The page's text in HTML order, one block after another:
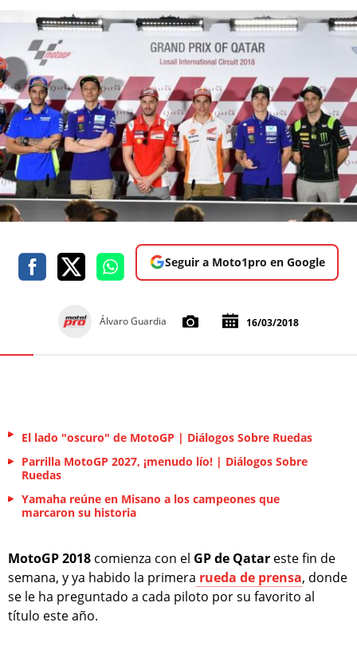
Seguir a Moto1pro en Google
Álvaro Guardia 16/03/2018
El lado "oscuro" de MotoGP | Diálogos Sobre Ruedas
Parrilla MotoGP 2027, ¡menudo lío! | Diálogos Sobre
Ruedas
Yamaha reúne en Misano a los campeones que
marcaron su historia
MotoGP 2018 comienza con el GP de Qatar este fin de
semana, y ya habido la primera rueda de prensa, donde
se le ha preguntado a cada piloto por su favorito al
título este año.